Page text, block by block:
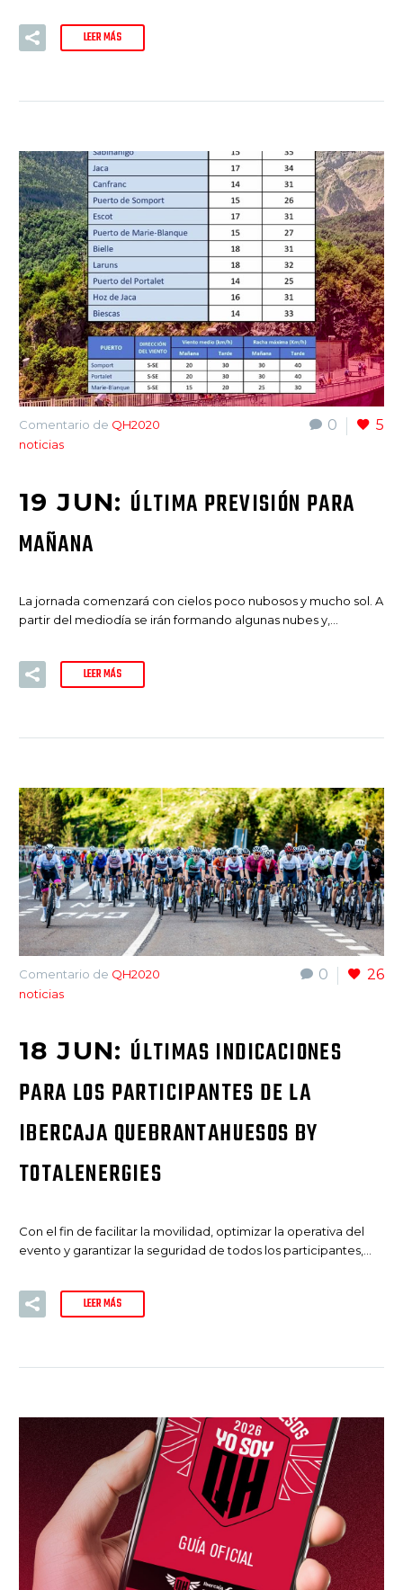
LEER MÁS
0 5
Comentario de QH2020
noticias
19 JUN: ÚLTIMA PREVISIÓN PARA
MAÑANA
La jornada comenzará con cielos poco nubosos y mucho sol. A
partir del mediodía se irán formando algunas nubes y,…
LEER MÁS
0 26
Comentario de QH2020
noticias
18 JUN: ÚLTIMAS INDICACIONES
PARA LOS PARTICIPANTES DE LA
IBERCAJA QUEBRANTAHUESOS BY
TOTALENERGIES
Con el fin de facilitar la movilidad, optimizar la operativa del
evento y garantizar la seguridad de todos los participantes,…
LEER MÁS